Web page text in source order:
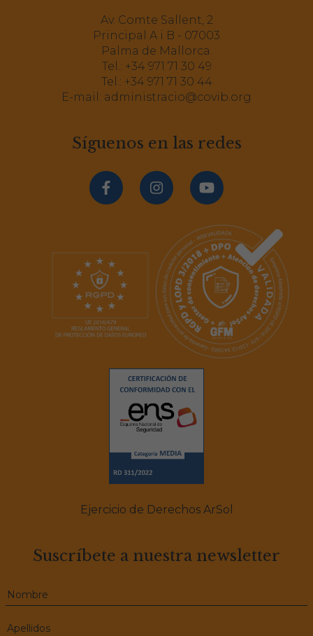
Av. Comte Sallent, 2
Principal A i B - 07003
Palma de Mallorca.
Tel.: +34 971 71 30 49
Tel.: +34 971 71 30 44
E-mail: administracio@covib.org
Síguenos en las redes
Ejercicio de Derechos ArSol
Suscríbete a nuestra newsletter